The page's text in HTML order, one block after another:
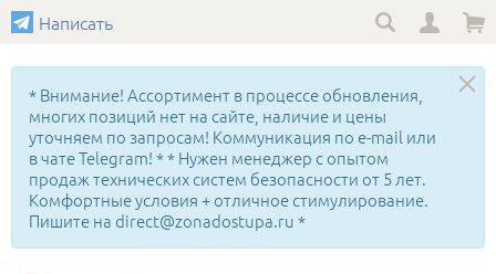
Написать
* Внимание! Ассортимент в процессе обновления,
многих позиций нет на сайте, наличие и цены
уточняем по запросам! Коммуникация по e-mail или
в чате Telegram! * * Нужен менеджер с опытом
продаж технических систем безопасности от 5 лет.
Комфортные условия + отличное стимулирование.
Пишите на direct@zonadostupa.ru *